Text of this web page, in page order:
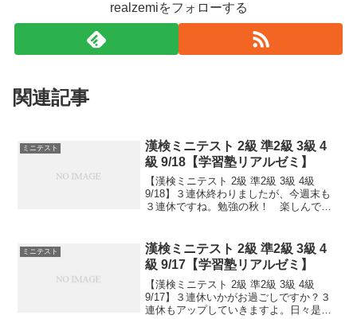
realzemiをフォローする
関連記事
ミニテスト
漢検ミニテスト 2級 準2級 3級 4
級 9/18【学習塾リアルゼミ】
【漢検ミニテスト 2級 準2級 3級 4級
9/18】３連休終わりましたが、今週末も
３連休ですね。勉強の秋！ 楽しんでい
予定。受ける方、受験希望の方、まずは
連絡お待ち...
ミニテスト
漢検ミニテスト 2級 準2級 3級 4
級 9/17【学習塾リアルゼミ】
【漢検ミニテスト 2級 準2級 3級 4級
9/17】３連休いかがお過ごしですか？３
連休もアップしていきますよ。日々是精